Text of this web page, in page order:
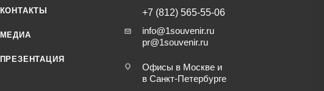
КОНТАКТЫ
МЕДИА
ПРЕЗЕНТАЦИЯ
+7 (812) 565-55-06
info@1souvenir.ru
pr@1souvenir.ru
Офисы в Москве и
в Санкт-Петербурге